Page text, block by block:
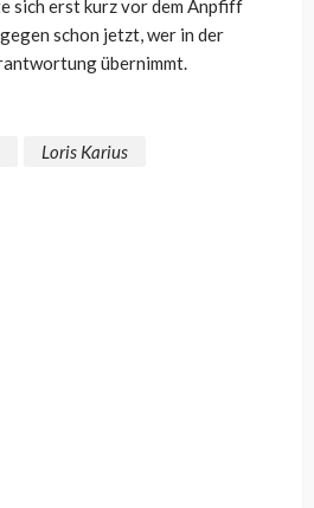
sich erst kurz vor dem Anpfiff
schon jetzt, wer in der
übernimmt.
Loris Karius